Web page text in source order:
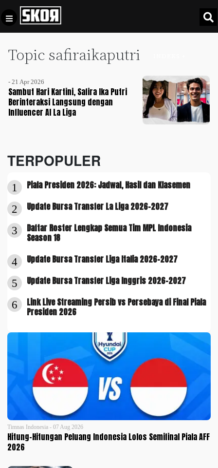
Topic safiraikaputri
- 21 Apr 2026
Sambut Hari Kartini, Safira Ika Putri
Berinteraksi Langsung dengan
Influencer AI La Liga
TERPOPULER
1 Piala Presiden 2026: Jadwal, Hasil dan Klasemen
2 Update Bursa Transfer La Liga 2026-2027
3
Daftar Roster Lengkap Semua Tim MPL Indonesia
Season 18
4 Update Bursa Transfer Liga Italia 2026-2027
5 Update Bursa Transfer Liga Inggris 2026-2027
6
Link Live Streaming Persib vs Persebaya di Final Piala
Presiden 2026
Timnas Indonesia - 07 Aug 2026
Hitung-Hitungan Peluang Indonesia Lolos Semifinal Piala AFF
2026
Football +
Culture +
Indonesia
SKOR
SPECIAL
Video
Privacy
Pedoman
Pemberitaan
Media
Tentang